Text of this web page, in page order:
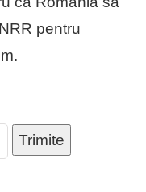
pentru
Trimite